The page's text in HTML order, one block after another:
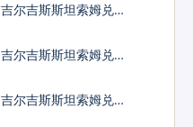
吉尔吉斯斯坦索姆兑林
吉尔吉斯斯坦索姆兑菲
吉尔吉斯斯坦索姆兑南